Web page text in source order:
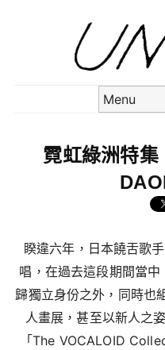
霓虹綠洲特集
睽違六年，日本饒舌歌
唱，在過去這段期間當中
歸獨立身份之外，同時也
人畫展，甚至以新人之
「The VOCALOID